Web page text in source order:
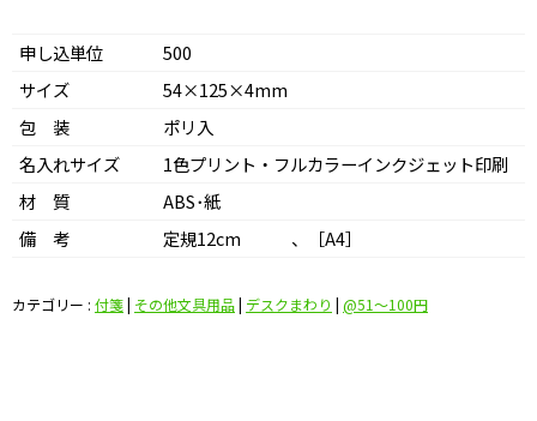
申し込単位
500
サイズ
54×125×4mm
包 装
ポリ入
名入れサイズ
1色プリント・フルカラーインクジェット印刷
材 質
ABS･紙
備 考
定規12cm 、［A4］
カテゴリー : 付箋| その他文具用品| デスクまわり | @51〜100円